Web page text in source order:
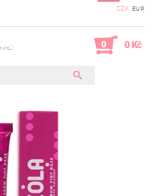
CZK EUR
0 0 Kč